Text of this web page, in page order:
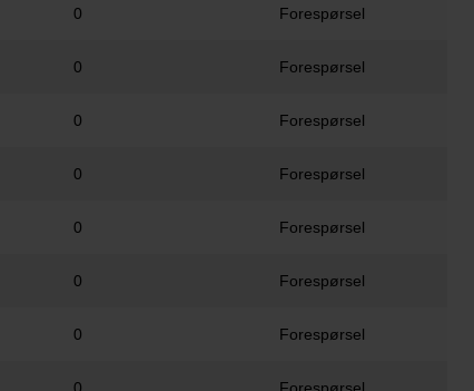
0 Forespørsel
0 Forespørsel
0 Forespørsel
0 Forespørsel
0 Forespørsel
0 Forespørsel
0 Forespørsel